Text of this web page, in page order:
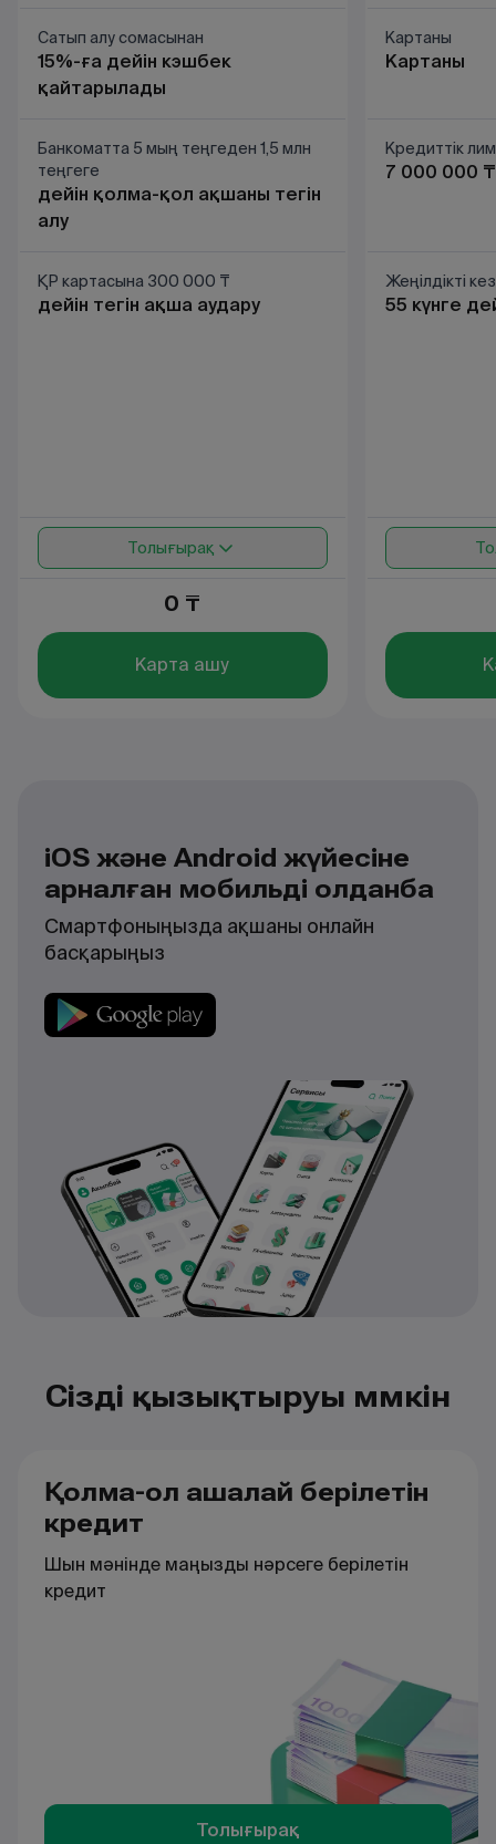
Сатып алу сомасынан
15%-ға дейін кэшбек
қайтарылады
Банкоматта 5 мың теңгеден 1,5 млн
теңгеге
дейін қолма-қол ақшаны тегін
алу
ҚР картасына 300 000 ₸
дейін тегін ақша аудару
Толығырақ
0 ₸
Карта ашу
Картаны
Картаны
Кредиттік
7 000 000 ₸
Жеңілдікті
55 күнге
iOS және Android жүйесіне
арналған мобильді қолданба
Смартфоныңызда ақшаны онлайн
басқарыңыз
Сізді қызықтыруы мүмкін
Қолма-қол ақшалай берілетін
кредит
Шын мәнінде маңызды нәрсеге берілетін
кредит
Толығырақ